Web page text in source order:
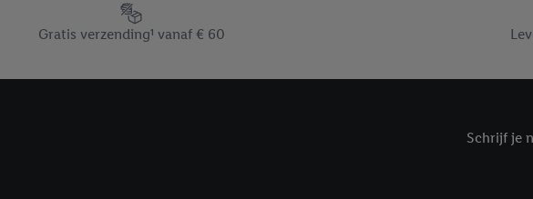
Footerelement met de verschillende USPs van Lidl.be
Gratis verzending¹ vanaf € 60
Schrijf je
informations sur la durée de conservation